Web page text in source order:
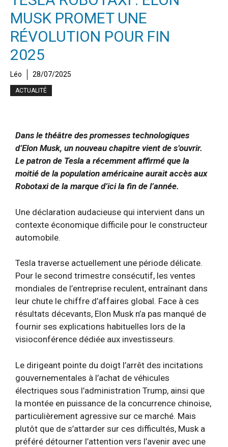
MUSK PROMET UNE
RÉVOLUTION POUR FIN
2025
Léo 28/07/2025
ACTUALITÉ
Dans le théâtre des promesses technologiques
d’Elon Musk, un nouveau chapitre vient de s’ouvrir.
Le patron de Tesla a récemment affirmé que la
moitié de la population américaine aurait accès aux
Robotaxi de la marque d’ici la fin de l’année.
Une déclaration audacieuse qui intervient dans un
contexte économique difficile pour le constructeur
automobile.
Tesla traverse actuellement une période délicate.
Pour le second trimestre consécutif, les ventes
mondiales de l’entreprise reculent, entraînant dans
leur chute le chiffre d’affaires global. Face à ces
résultats décevants, Elon Musk n’a pas manqué de
fournir ses explications habituelles lors de la
visioconférence dédiée aux investisseurs.
Le dirigeant pointe du doigt l’arrêt des incitations
gouvernementales à l’achat de véhicules
électriques sous l’administration Trump, ainsi que
la montée en puissance de la concurrence chinoise,
particulièrement agressive sur ce marché. Mais
plutôt que de s’attarder sur ces difficultés, Musk a
préféré détourner l’attention vers l’avenir avec une